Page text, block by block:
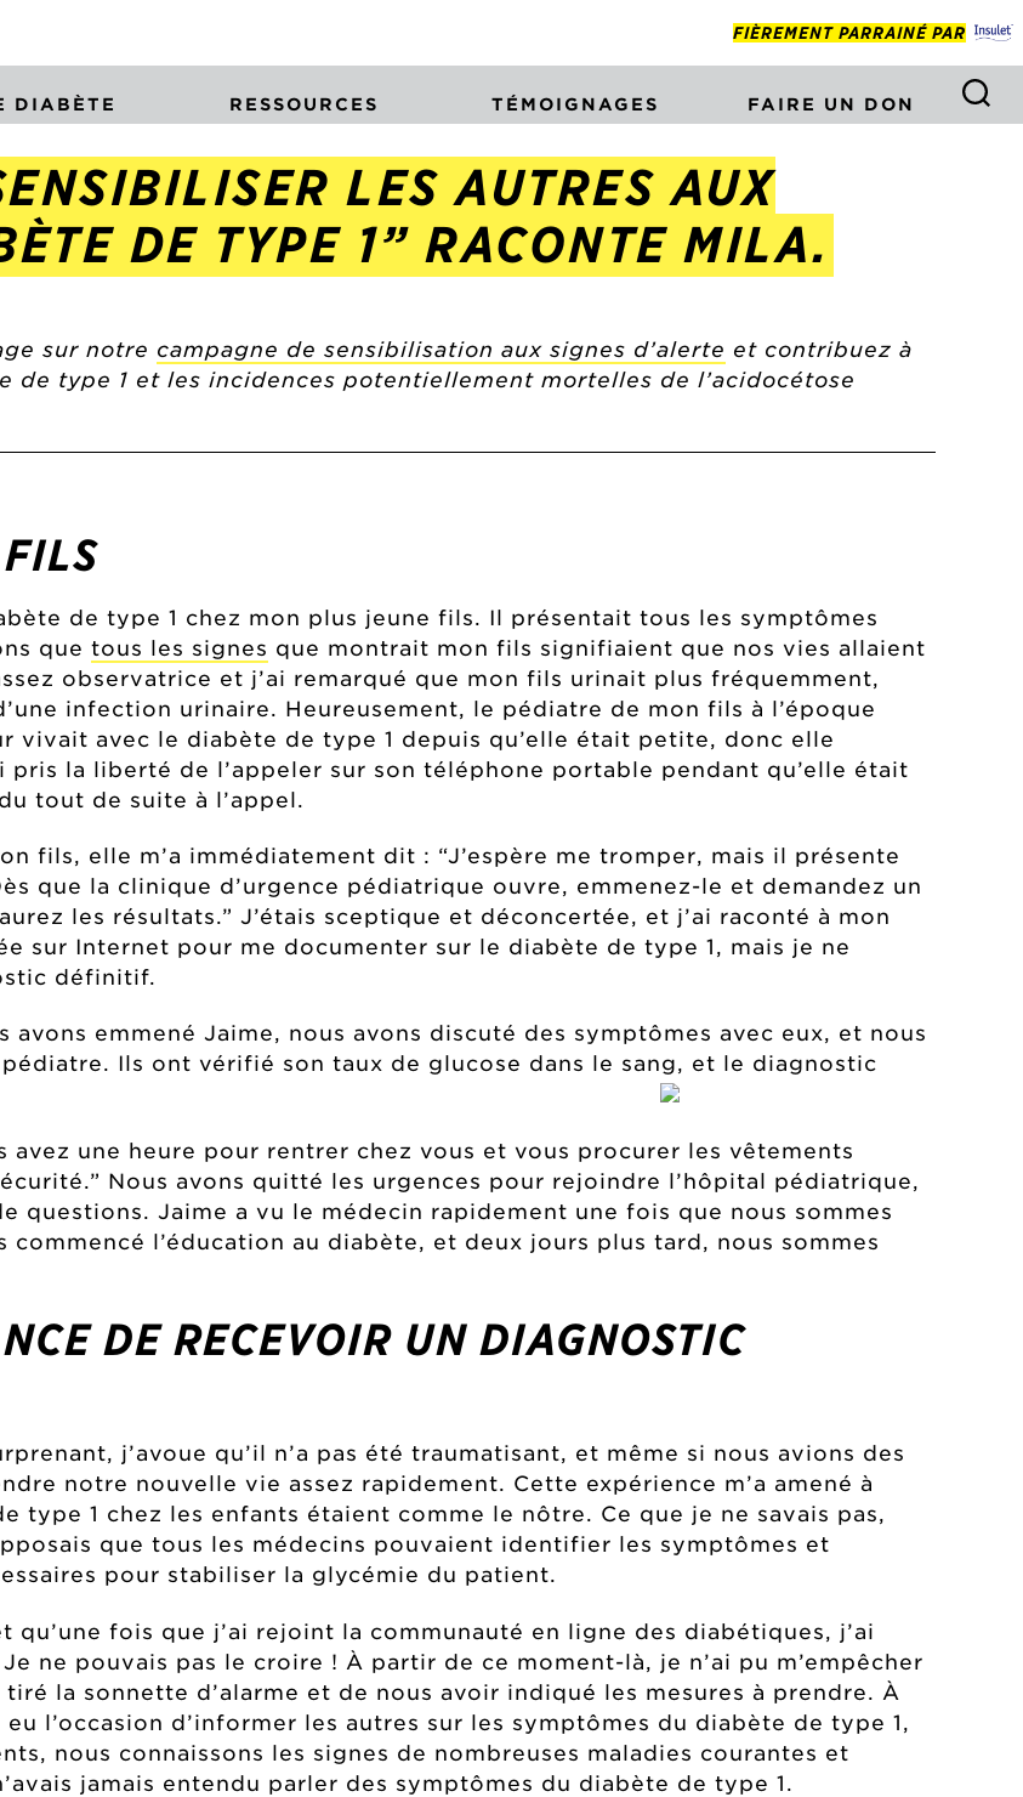
FIÈREMENT PARRAINÉ PAR
DIABÈTE RESSOURCES TÉMOIGNAGES FAIRE UN DON
LES AUTRES AUX
DE TYPE 1” RACONTE MILA.
sur notre campagne de sensibilisation aux signes d’alerte et contribuez à
de type 1 et les incidences potentiellement mortelles de l’acidocétose
de type 1 chez mon plus jeune fils. Il présentait tous les symptômes
que tous les signes que montrait mon fils signifiaient que nos vies allaient
observatrice et j’ai remarqué que mon fils urinait plus fréquemment,
infection urinaire. Heureusement, le pédiatre de mon fils à l’époque
vivait avec le diabète de type 1 depuis qu’elle était petite, donc elle
pris la liberté de l’appeler sur son téléphone portable pendant qu’elle était
tout de suite à l’appel.
fils, elle m’a immédiatement dit : “J’espère me tromper, mais il présente
que la clinique d’urgence pédiatrique ouvre, emmenez-le et demandez un
les résultats.” J’étais sceptique et déconcertée, et j’ai raconté à mon
sur Internet pour me documenter sur le diabète de type 1, mais je ne
définitif.
avons emmené Jaime, nous avons discuté des symptômes avec eux, et nous
Ils ont vérifié son taux de glucose dans le sang, et le diagnostic
une heure pour rentrer chez vous et vous procurer les vêtements
Nous avons quitté les urgences pour rejoindre l’hôpital pédiatrique,
questions. Jaime a vu le médecin rapidement une fois que nous sommes
commencé l’éducation au diabète, et deux jours plus tard, nous sommes
DE RECEVOIR UN DIAGNOSTIC
j’avoue qu’il n’a pas été traumatisant, et même si nous avions des
notre nouvelle vie assez rapidement. Cette expérience m’a amené à
type 1 chez les enfants étaient comme le nôtre. Ce que je ne savais pas,
que tous les médecins pouvaient identifier les symptômes et
pour stabiliser la glycémie du patient.
qu’une fois que j’ai rejoint la communauté en ligne des diabétiques, j’ai
Je ne pouvais pas le croire ! À partir de ce moment-là, je n’ai pu m’empêcher
la sonnette d’alarme et de nous avoir indiqué les mesures à prendre. À
l’occasion d’informer les autres sur les symptômes du diabète de type 1,
nous connaissons les signes de nombreuses maladies courantes et
jamais entendu parler des symptômes du diabète de type 1.